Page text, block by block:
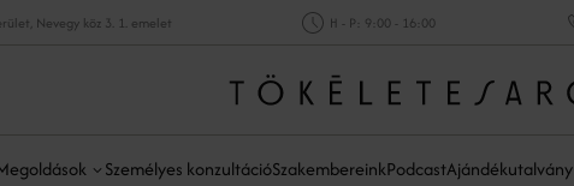
Nevegy köz 3. 1. emelet H - P: 9:00 - 16:00
Személyes konzultációSzakembereinkPodcastAjándékutalvány